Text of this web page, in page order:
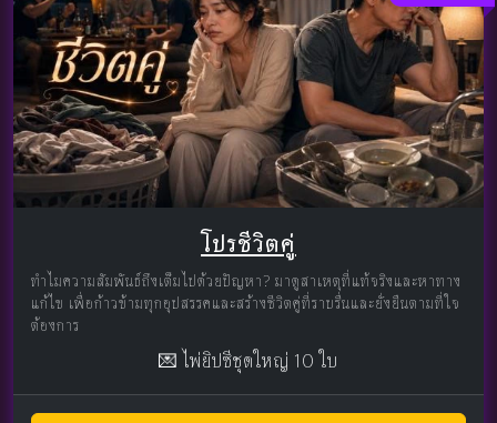
โปรชีวิตคู่
ทำไมความสัมพันธ์ถึงเต็มไปด้วยปัญหา? มาดูสาเหตุที่แท้จริงและหาทาง
แก้ไข เพื่อก้าวข้ามทุกอุปสรรคและสร้างชีวิตคู่ที่ราบรื่นและยั่งยืนตามที่ใจ
ต้องการ
💌 ไพ่ยิปซีชุดใหญ่ 10 ใบ